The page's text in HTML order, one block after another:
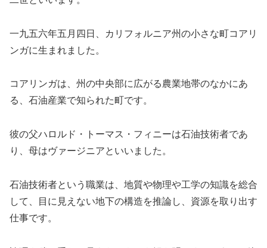
一九五六年五月四日、カリフォルニア州の小さな町コアリ
ンガに生まれました。
コアリンガは、州の中央部に広がる農業地帯のなかにあ
る、石油産業で知られた町です。
彼の父ハロルド・トーマス・フィニーは石油技術者であ
り、母はヴァージニアといいました。
石油技術者という職業は、地質や物理や工学の知識を総合
して、目に見えない地下の構造を推論し、資源を取り出す
仕事です。